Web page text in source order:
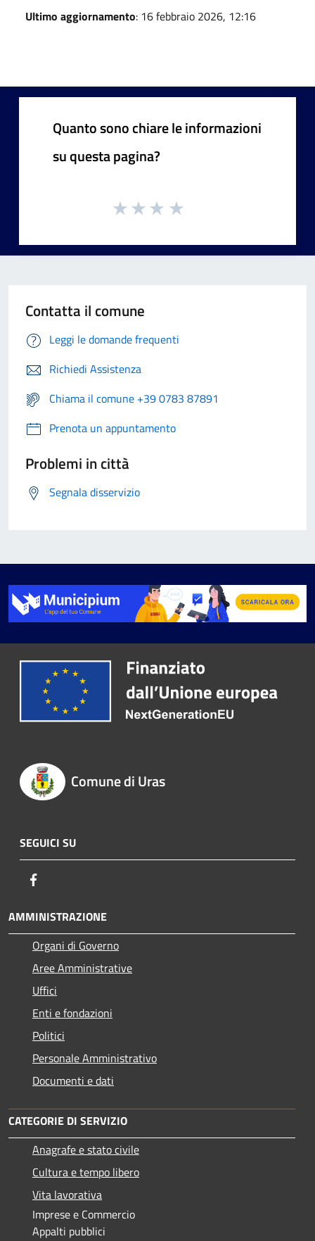
Ultimo aggiornamento: 16 febbraio 2026, 12:16
Quanto sono chiare le informazioni
su questa pagina?
Contatta il comune
Leggi le domande frequenti
Richiedi Assistenza
Chiama il comune +39 0783 87891
Prenota un appuntamento
Problemi in città
Segnala disservizio
Comune di Uras
SEGUICI SU
AMMINISTRAZIONE
Organi di Governo
Aree Amministrative
Uffici
Enti e fondazioni
Politici
Personale Amministrativo
Documenti e dati
CATEGORIE DI SERVIZIO
Anagrafe e stato civile
Cultura e tempo libero
Vita lavorativa
Imprese e Commercio
Appalti pubblici